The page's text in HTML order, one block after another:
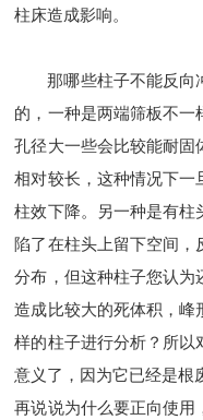
柱床造成影响。
那哪些柱子不能反向
的，一种是两端筛板不一
孔径大一些会比较能耐固
相对较长，这种情况下一
柱效下降。另一种是有柱
陷了在柱头上留下空间
分布，但这种柱子您认为
造成比较大的死体积，峰
样的柱子进行分析？所以
意义了，因为它已经是根
再说说为什么要正向使用